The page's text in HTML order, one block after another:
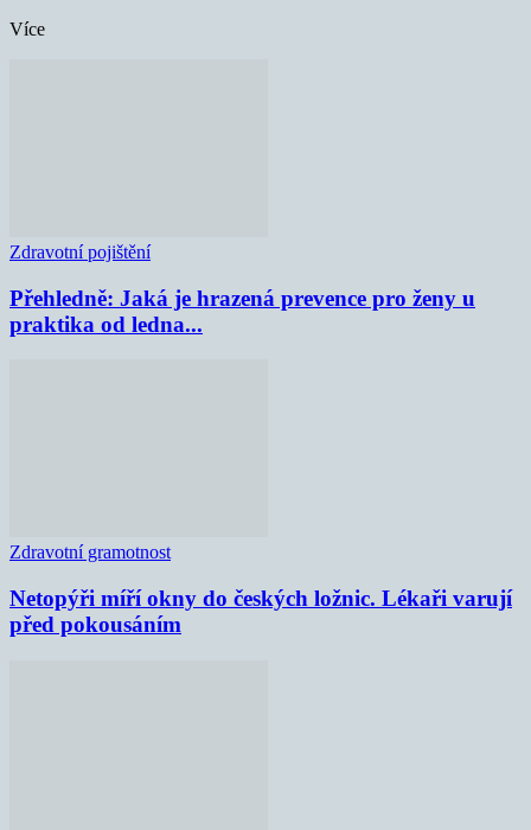
Více
Zdravotní pojištění
Přehledně: Jaká je hrazená prevence pro ženy u
praktika od ledna...
Zdravotní gramotnost
Netopýři míří okny do českých ložnic. Lékaři varují
před pokousáním